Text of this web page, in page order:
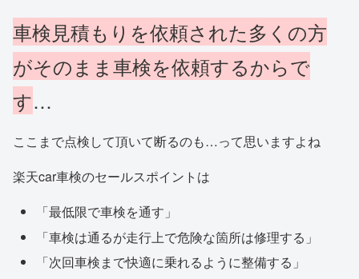
車検見積もりを依頼された多くの方
がそのまま車検を依頼するからで
す…
ここまで点検して頂いて断るのも…って思いますよね
楽天car車検のセールスポイントは
「最低限で車検を通す」
「車検は通るが走行上で危険な箇所は修理する」
「次回車検まで快適に乗れるように整備する」